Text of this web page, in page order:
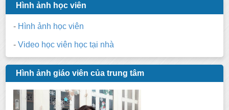
Hình ảnh học viên
- Hình ảnh học viên
-Video học viên học tại nhà
Hình ảnh giáo viên của trung tâm